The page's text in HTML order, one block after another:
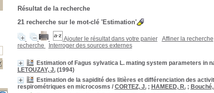
Résultat de la recherche
21recherche sur le mot-clé 'Estimation'
Ajouter le résultat dans votre panier Affiner la recherche
recherche
Interroger des sources externes
Estimation of Fagus sylvatica L. mating system parameters in
LETOUZAY, J.(1994)
Estimation de la sapidité des litières et différenciation des
respirométriques en microcosms / CORTEZ, J.; HAMEED, R.;